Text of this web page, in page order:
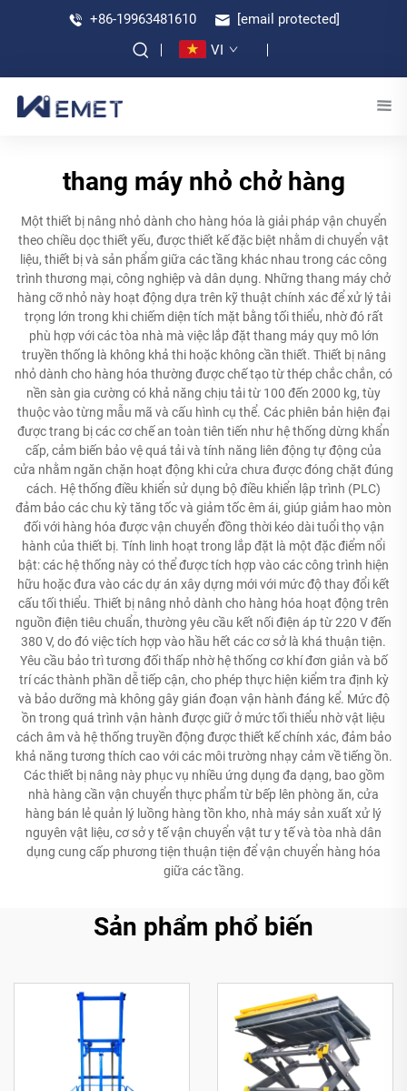
+86-19963481610
[email protected]
VI
thang máy nhỏ chở hàng
Một thiết bị nâng nhỏ dành cho hàng hóa là giải pháp vận chuyển
theo chiều dọc thiết yếu, được thiết kế đặc biệt nhằm di chuyển vật
liệu, thiết bị và sản phẩm giữa các tầng khác nhau trong các công
trình thương mại, công nghiệp và dân dụng. Những thang máy chở
hàng cỡ nhỏ này hoạt động dựa trên kỹ thuật chính xác để xử lý tải
trọng lớn trong khi chiếm diện tích mặt bằng tối thiểu, nhờ đó rất
phù hợp với các tòa nhà mà việc lắp đặt thang máy quy mô lớn
truyền thống là không khả thi hoặc không cần thiết. Thiết bị nâng
nhỏ dành cho hàng hóa thường được chế tạo từ thép chắc chắn, có
nền sàn gia cường có khả năng chịu tải từ 100 đến 2000 kg, tùy
thuộc vào từng mẫu mã và cấu hình cụ thể. Các phiên bản hiện đại
được trang bị các cơ chế an toàn tiên tiến như hệ thống dừng khẩn
cấp, cảm biến bảo vệ quá tải và tính năng liên động tự động của
cửa nhằm ngăn chặn hoạt động khi cửa chưa được đóng chặt đúng
cách. Hệ thống điều khiển sử dụng bộ điều khiển lập trình (PLC)
đảm bảo các chu kỳ tăng tốc và giảm tốc êm ái, giúp giảm hao mòn
đối với hàng hóa được vận chuyển đồng thời kéo dài tuổi thọ vận
hành của thiết bị. Tính linh hoạt trong lắp đặt là một đặc điểm nổi
bật: các hệ thống này có thể được tích hợp vào các công trình hiện
hữu hoặc đưa vào các dự án xây dựng mới với mức độ thay đổi kết
cấu tối thiểu. Thiết bị nâng nhỏ dành cho hàng hóa hoạt động trên
nguồn điện tiêu chuẩn, thường yêu cầu kết nối điện áp từ 220 V đến
380 V, do đó việc tích hợp vào hầu hết các cơ sở là khá thuận tiện.
Yêu cầu bảo trì tương đối thấp nhờ hệ thống cơ khí đơn giản và bố
trí các thành phần dễ tiếp cận, cho phép thực hiện kiểm tra định kỳ
và bảo dưỡng mà không gây gián đoạn vận hành đáng kể. Mức độ
ồn trong quá trình vận hành được giữ ở mức tối thiểu nhờ vật liệu
cách âm và hệ thống truyền động được thiết kế chính xác, đảm bảo
khả năng tương thích cao với các môi trường nhạy cảm về tiếng ồn.
Các thiết bị nâng này phục vụ nhiều ứng dụng đa dạng, bao gồm
nhà hàng cần vận chuyển thực phẩm từ bếp lên phòng ăn, cửa
hàng bán lẻ quản lý luồng hàng tồn kho, nhà máy sản xuất xử lý
nguyên vật liệu, cơ sở y tế vận chuyển vật tư y tế và tòa nhà dân
dụng cung cấp phương tiện thuận tiện để vận chuyển hàng hóa
giữa các tầng.
Sản phẩm phổ biến